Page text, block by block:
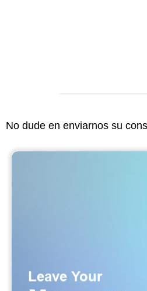
No dude en enviarnos su